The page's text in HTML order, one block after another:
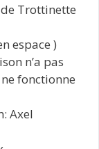
Trottinette
espace )
n’a pas
fonctionne
Axel